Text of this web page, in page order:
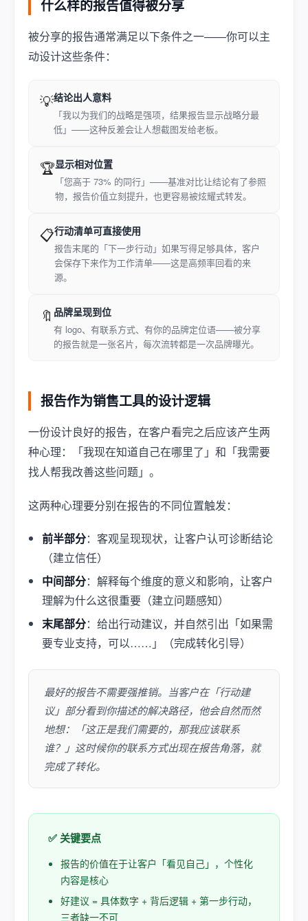
什么样的报告值得被分享
被分享的报告通常满足以下条件之一——你可以主
动设计这些条件：
💡结论出人意料
「我以为我们的战略是强项，结果报告显示战略分最
低」——这种反差会让人想截图发给老板。
🏆显示相对位置
「您高于 73% 的同行」——基准对比让结论有了参照
物，报告价值立刻提升，也更容易被炫耀式转发。
📋行动清单可直接使用
报告末尾的「下一步行动」如果写得足够具体，客户
会保存下来作为工作清单——这是高频率回看的来
源。
🔖 品牌呈现到位
有 logo、有联系方式、有你的品牌定位语——被分享
的报告就是一张名片，每次流转都是一次品牌曝光。
报告作为销售工具的设计逻辑
一份设计良好的报告，在客户看完之后应该产生两
种心理：「我现在知道自己在哪里了」和「我需要
找人帮我改善这些问题」。
这两种心理要分别在报告的不同位置触发：
前半部分：客观呈现现状，让客户认可诊断结论
（建立信任）
中间部分：解释每个维度的意义和影响，让客户
理解为什么这很重要（建立问题感知）
末尾部分：给出行动建议，并自然引出「如果需
要专业支持，可以……」（完成转化引导）
最好的报告不需要强推销。当客户在「行动建
议」部分看到你描述的解决路径，他会自然而然
地想：「这正是我们需要的，那我应该联系
谁？」这时候你的联系方式出现在报告角落，就
完成了转化。
✅ 关键要点
报告的价值在于让客户「看见自己」，个性化
内容是核心
好建议 = 具体数字 + 背后逻辑 + 第一步行动，
三者缺一不可